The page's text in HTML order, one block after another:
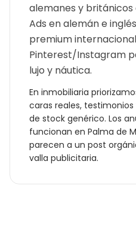
alemanes y británicos
Ads en alemán e
premium
Pinterest/Instagram
lujo y náutica.
En inmobiliaria
caras reales,
de stock genérico. Los
funcionan en Palma de
parecen a un post
valla publicitaria.